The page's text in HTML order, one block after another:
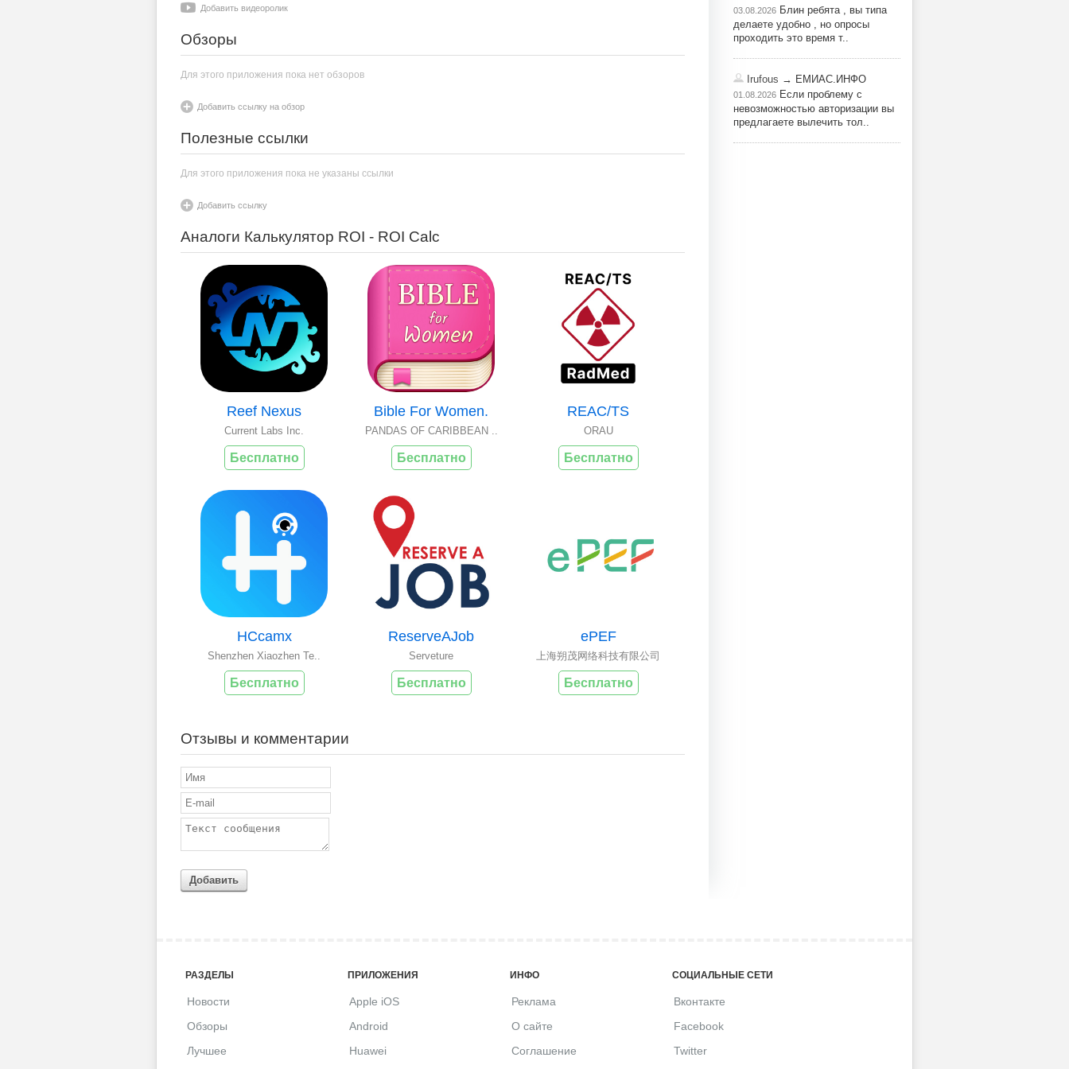
Добавить видеоролик
Обзоры
Для этого приложения пока нет обзоров
Добавить ссылку на обзор
Полезные ссылки
Для этого приложения пока не указаны ссылки
Добавить ссылку
Аналоги Калькулятор ROI - ROI Calc
Reef Nexus
Current Labs Inc.
Бесплатно
Bible For Women.
PANDAS OF CARIBBEAN ..
Бесплатно
REAC/TS
ORAU
Бесплатно
HCcamx
Shenzhen Xiaozhen Te..
Бесплатно
ReserveAJob
Serveture
Бесплатно
ePEF
上海朔茂网络科技有限公司
Бесплатно
Отзывы и комментарии
Добавить
03.08.2026 Блин ребята , вы типа
делаете удобно , но опросы
проходить это время т..
Irufous → ЕМИАС.ИНФО
01.08.2026 Если проблему с
невозможностью авторизации вы
предлагаете вылечить тол..
РАЗДЕЛЫ
Новости
Обзоры
Лучшее
ПРИЛОЖЕНИЯ
Apple iOS
Android
Huawei
ИНФО
Реклама
О сайте
Соглашение
СОЦИАЛЬНЫЕ СЕТИ
Вконтакте
Facebook
Twitter